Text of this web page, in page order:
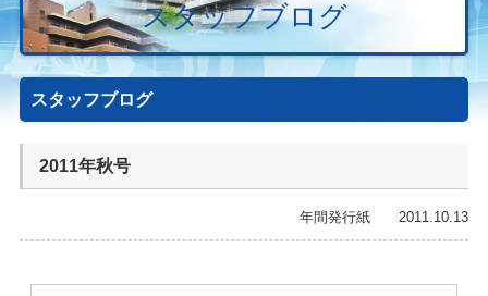
スタッフブログ
スタッフブログ
2011年秋号
年間発行紙 2011.10.13